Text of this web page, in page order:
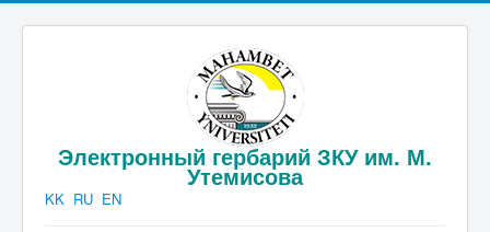
Электронный гербарий ЗКУ им. М.
Утемисова
KK RU EN